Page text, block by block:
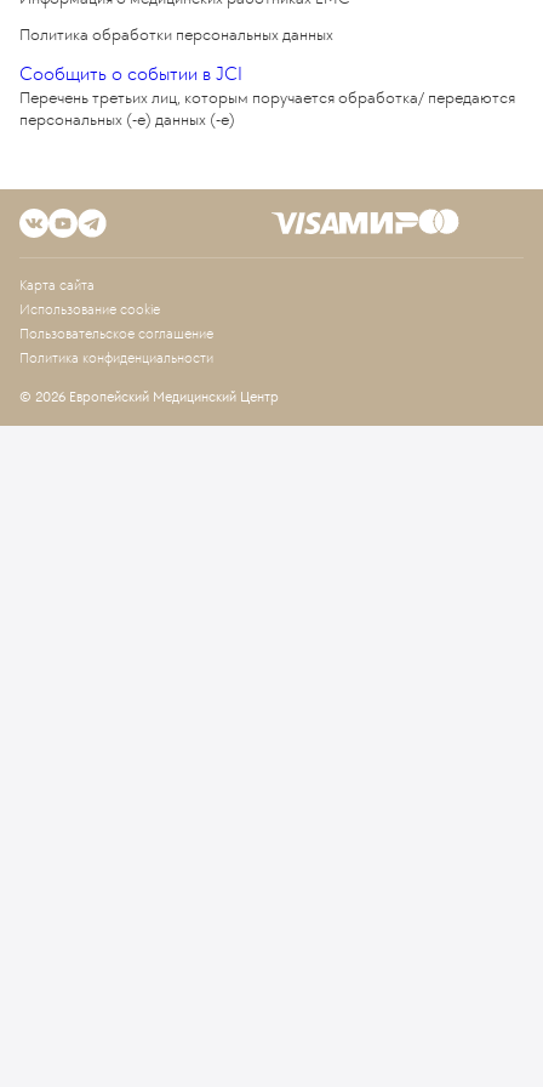
Политика обработки персональных данных
Сообщить о событии в JCI
Перечень третьих лиц, которым поручается обработка/ передаются
персональных (-е) данных (-е)
Карта сайта
Использование cookie
Пользовательское соглашение
Политика конфиденциальности
© 2026 Европейский Медицинский Центр